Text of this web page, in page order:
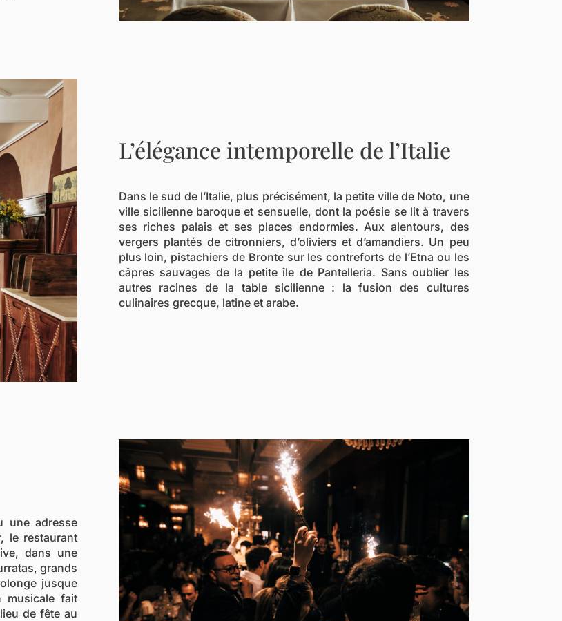
L’élégance intemporelle de l’Italie
Dans le sud de l’Italie, plus précisément, la petite ville de Noto, une
ville sicilienne baroque et sensuelle, dont la poésie se lit à travers
ses riches palais et ses places endormies. Aux alentours, des
vergers plantés de citronniers, d’oliviers et d’amandiers. Un peu
plus loin, pistachiers de Bronte sur les contreforts de l’Etna ou les
câpres sauvages de la petite île de Pantelleria. Sans oublier les
autres racines de la table sicilienne : la fusion des cultures
culinaires grecque, latine et arabe.
une adresse
le restaurant
dans une
grands
jusque
musicale fait
de fête au